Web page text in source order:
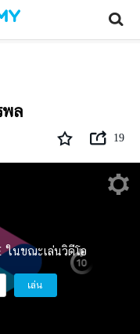
พล
19
ในขณะเล่นวิดีโอ
เล่น